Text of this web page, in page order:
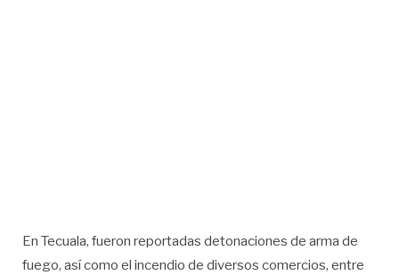
En Tecuala, fueron reportadas detonaciones de arma de
fuego, así como el incendio de diversos comercios, entre